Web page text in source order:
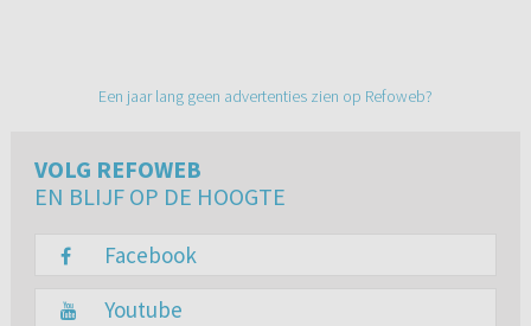
Een jaar lang geen advertenties zien op Refoweb?
VOLG REFOWEB
EN BLIJF OP DE HOOGTE
Facebook
Youtube